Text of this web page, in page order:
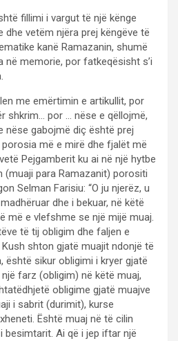
fillimi i vargut të një kënge
dhe vetëm njëra prej këngëve të
kanë Ramazanin, shumë
në memorie, por fatkeqësisht s’i
me emërtimin e artikullit, por
shkrim… por … nëse e qëllojmë,
nëse gabojmë diç është prej
më e mirë dhe fjalët më
Pejgamberit ku ai në një hytbe
(muaji para Ramazanit) porositi
Selman Farisiu: “O ju njerëz, u
dhe i bekuar, në këtë
më e vlefshme se një mijë muaj.
të tij obligim dhe faljen e
shton gjatë muajit ndonjë të
është sikur obligimi i kryer gjatë
farz (obligim) në këtë muaj,
obligime gjatë muajve
i sabrit (durimit), kurse
Është muaj në të cilin
Ai që i jep iftar një